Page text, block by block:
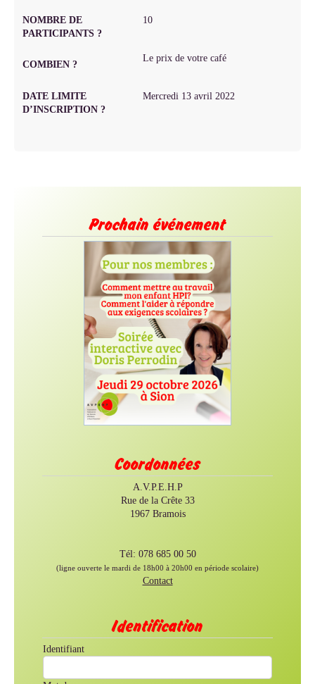
NOMBRE DE
PARTICIPANTS ?
10
COMBIEN ?
Le prix de votre café
DATE LIMITE
D’INSCRIPTION ?
Mercredi 13 avril 2022
Prochain événement
Coordonnées
A.V.P.E.H.P
Rue de la Crête 33
1967 Bramois
Tél: 078 685 00 50
(ligne ouverte le mardi de 18h00 à 20h00 en période scolaire)
Contact
Identification
Identifiant